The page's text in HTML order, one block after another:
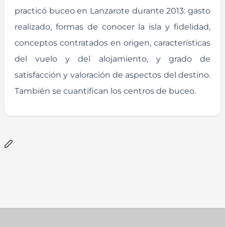
practicó buceo en Lanzarote durante 2013: gasto
realizado, formas de conocer la isla y fidelidad,
conceptos contratados en origen, características
del vuelo y del alojamiento, y grado de
satisfacción y valoración de aspectos del destino.
También se cuantifican los centros de buceo.